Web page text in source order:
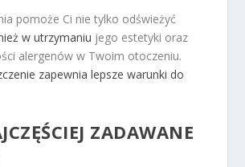
pomoże Ci nie tylko odświeżyć
w utrzymaniu jego estetyki oraz
alergenów w Twoim otoczeniu.
zapewnia lepsze warunki do
ZADAWANE